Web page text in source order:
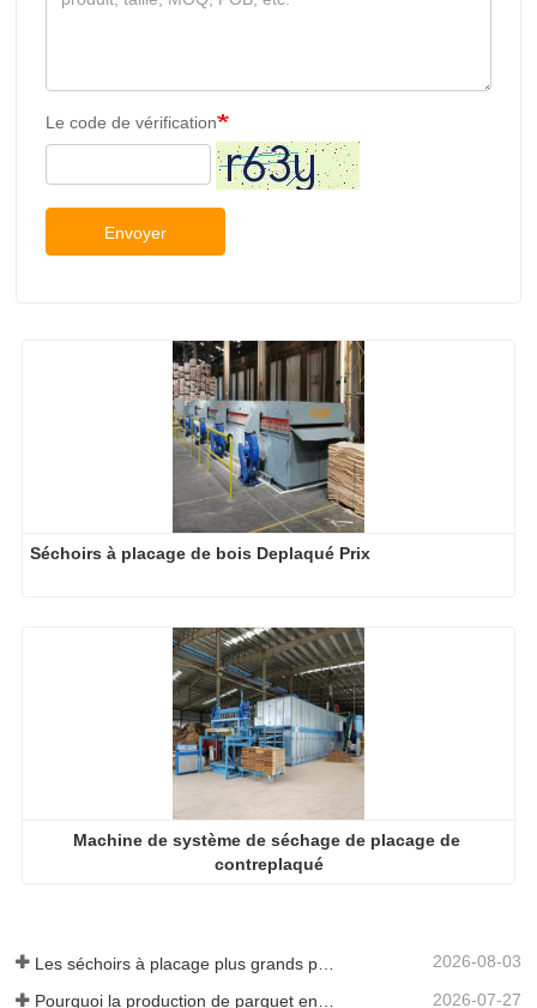
Le code de vérification
Envoyer
Séchoirs à placage de bois Deplaqué Prix
Machine de système de séchage de placage de
contreplaqué
2026-08-03
2026-07-27